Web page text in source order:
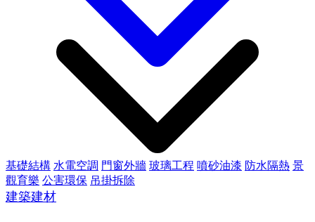
基礎結構 水電空調 門窗外牆 玻璃工程 噴砂油漆 防水隔熱 景
觀育樂 公害環保 吊掛拆除
建築建材